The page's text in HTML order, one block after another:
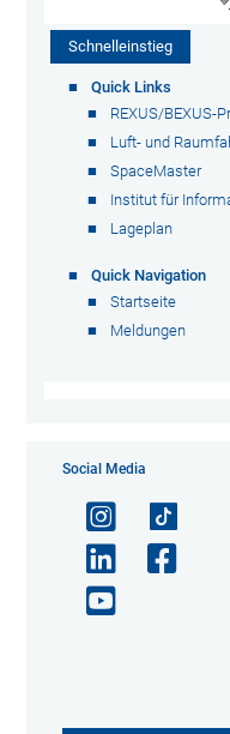
Schnelleinstieg
Quick Links
REXUS/BEXUS-
Luft- und
SpaceMaster
Institut für
Lageplan
Quick Navigation
Startseite
Meldungen
Social Media